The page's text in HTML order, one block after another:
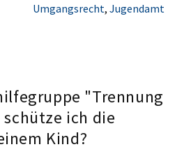
Umgangsrecht, Jugendamt
"Trennung
ich die
Kind?